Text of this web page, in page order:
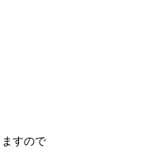
すので